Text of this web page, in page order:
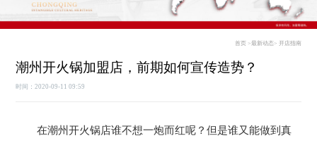
首页 >最新动态> 开店指南
潮州开火锅加盟店，前期如何宣传造势？
时间：2020-09-11 09:59
在潮州开火锅店谁不想一炮而红呢？但是谁又能做到真